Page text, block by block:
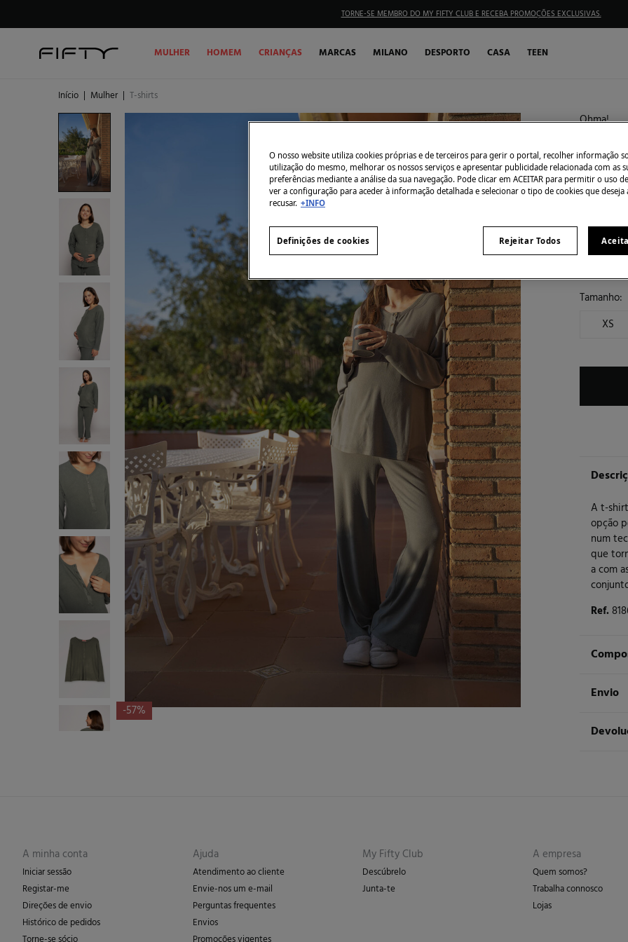
TORNE-SE MEMBRO DO MY FIFTY CLUB E RECEBA PROMOÇÕES EXCLUSIVAS.
MULHER HOMEM CRIANÇAS MARCAS MILANO DESPORTO CASA TEEN
Início | Mulher | T-shirts
-57%
Ohma!
T-
€ 14,99
€ 34,90
caqui
Tamanho:
XS
A t-
opção
num
que
a com
Ref.
Envio
A minha conta
Iniciar sessão
Registar-me
Direções de envio
Histórico de pedidos
Ajuda
Atendimento ao cliente
Envie-nos um e-mail
Perguntas frequentes
Envios
My Fifty Club
Descúbrelo
Junta-te
A empresa
Quem somos?
Trabalha connosco
Lojas
O nosso website utiliza cookies próprias e de terceiros para gerir o portal, recolher informação
utilização do mesmo, melhorar os nossos serviços e apresentar publicidade relacionada com as
preferências mediante a análise da sua navegação. Pode clicar em ACEITAR para permitir o uso
ver a configuração para aceder à informação detalhada e selecionar o tipo de cookies que deseja
recusar. +INFO
Rejeitar Todos
Definições de cookies